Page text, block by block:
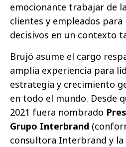
emocionante trabajar de
clientes y empleados
decisivos en un contexto
Brujó asume el cargo
amplia experiencia para
estrategia y crecimiento
en todo el mundo. Desde
2021 fuera nombrado
Grupo Interbrand
consultora Interbrand y la